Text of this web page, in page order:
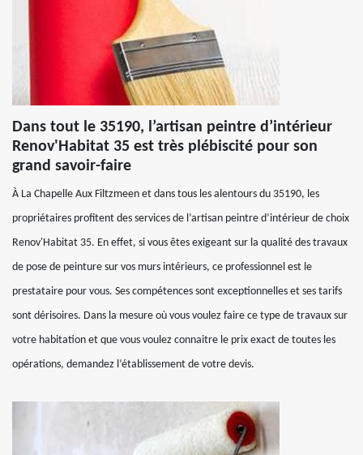
Dans tout le 35190, l’artisan peintre d’intérieur
Renov'Habitat 35 est très plébiscité pour son
grand savoir-faire
À La Chapelle Aux Filtzmeen et dans tous les alentours du 35190, les
propriétaires profitent des services de l’artisan peintre d’intérieur de choix
Renov'Habitat 35. En effet, si vous êtes exigeant sur la qualité des travaux
de pose de peinture sur vos murs intérieurs, ce professionnel est le
prestataire pour vous. Ses compétences sont exceptionnelles et ses tarifs
sont dérisoires. Dans la mesure où vous voulez faire ce type de travaux sur
votre habitation et que vous voulez connaitre le prix exact de toutes les
opérations, demandez l’établissement de votre devis.